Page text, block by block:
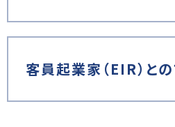
客員起業家（EIR）と